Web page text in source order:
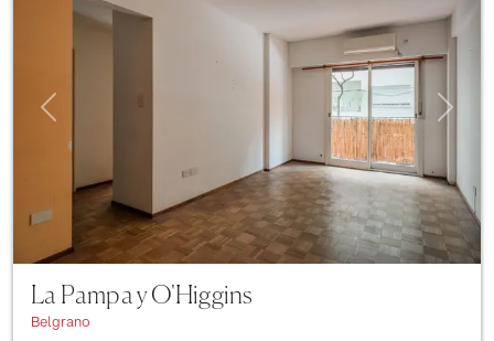
Previous
La Pampa y O'Higgins
Belgrano